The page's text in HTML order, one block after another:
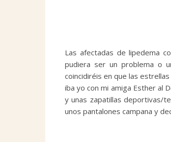
Las afectadas de lipedema
pudiera ser un problema o
coincidiréis en que las
iba yo con mi amiga Esther al
y unas zapatillas deportivas/
unos pantalones campana y